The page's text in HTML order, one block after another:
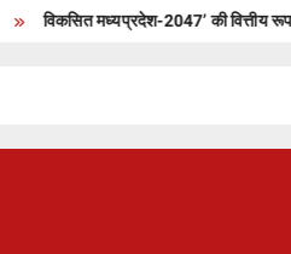
विकसित मध्यप्रदेश-2047’ की वित्तीय रूपरेखा